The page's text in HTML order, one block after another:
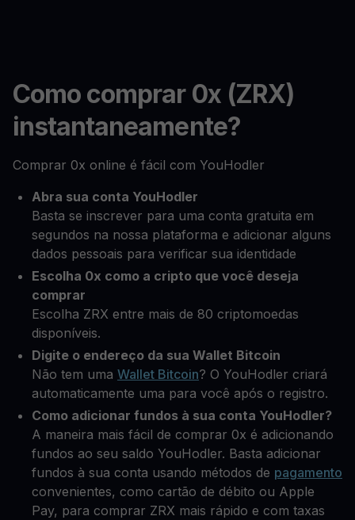
Como comprar 0x (ZRX)
instantaneamente?
Comprar 0x online é fácil com YouHodler
Abra sua conta YouHodler
Basta se inscrever para uma conta gratuita em
segundos na nossa plataforma e adicionar alguns
dados pessoais para verificar sua identidade
Escolha 0x como a cripto que você deseja
comprar
Escolha ZRX entre mais de 80 criptomoedas
disponíveis.
Digite o endereço da sua Wallet Bitcoin
Não tem uma Wallet Bitcoin? O YouHodler criará
automaticamente uma para você após o registro.
Como adicionar fundos à sua conta YouHodler?
A maneira mais fácil de comprar 0x é adicionando
fundos ao seu saldo YouHodler. Basta adicionar
fundos à sua conta usando métodos de pagamento
convenientes, como cartão de débito ou Apple
Pay, para comprar ZRX mais rápido e com taxas